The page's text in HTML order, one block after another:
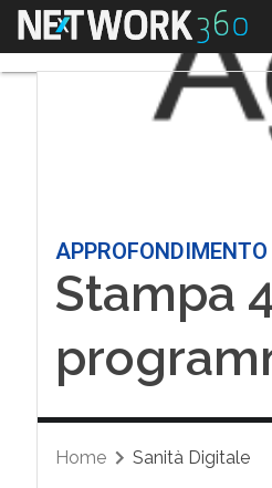
Menu
APPROFONDIMENTO
Stampa
Home Sanità Digitale